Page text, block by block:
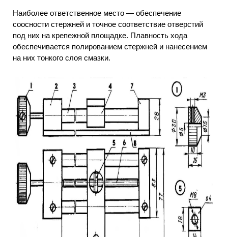
Наиболее ответственное место — обеспечение
соосности стержней и точное соответствие отверстий
под них на крепежной площадке. Плавность хода
обеспечивается полированием стержней и нанесением
на них тонкого слоя смазки.